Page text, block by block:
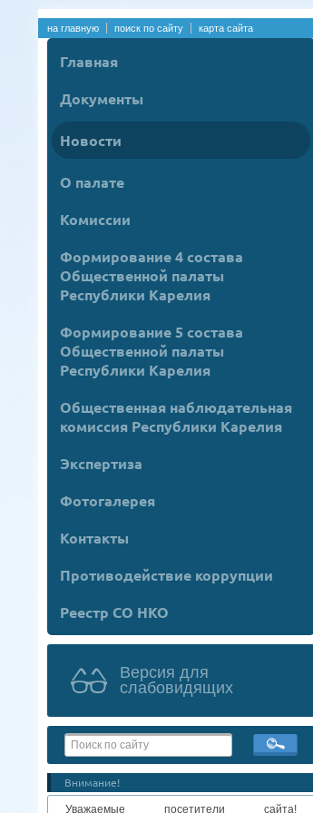
на главную поиск по сайту карта сайта
Главная
Документы
Новости
О палате
Комиссии
Формирование 4 состава
Общественной палаты
Республики Карелия
Формирование 5 состава
Общественной палаты
Республики Карелия
Общественная наблюдательная
комиссия Республики Карелия
Экспертиза
Фотогалерея
Контакты
Противодействие коррупции
Реестр СО НКО
Версия для
слабовидящих
Внимание!
Уважаемые посетители сайта!